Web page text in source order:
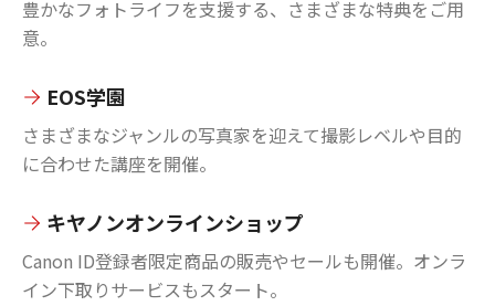
豊かなフォトライフを支援する、さまざまな特典をご用
意。
EOS学園
さまざまなジャンルの写真家を迎えて撮影レベルや目的
に合わせた講座を開催。
キヤノンオンラインショップ
Canon ID登録者限定商品の販売やセールも開催。オンラ
イン下取りサービスもスタート。